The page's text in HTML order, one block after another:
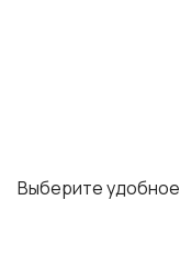
Выберите